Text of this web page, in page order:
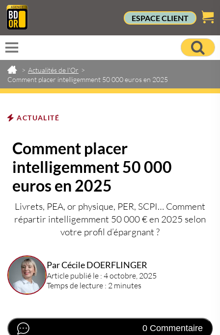
ESPACE CLIENT
> Actualités de l'Or >
Comment placer intelligemment 50 000 euros en 2025
ACTUALITÉ
Comment placer
intelligemment 50 000
euros en 2025
Livrets, PEA, or physique, PER, SCPI… Comment
répartir intelligemment 50 000 € en 2025 selon
votre profil d’épargnant ?
Par Cécile DOERFLINGER
Article publié le : 4 octobre, 2025
Temps de lecture : 2 minutes
0 Commentaire